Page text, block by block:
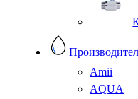
Amii
AQUA